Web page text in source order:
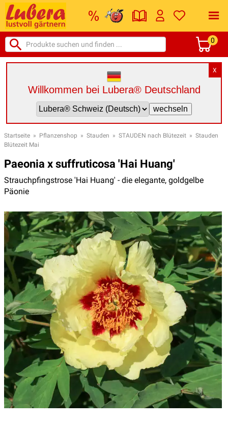
0
X
Willkommen bei Lubera® Deutschland
Startseite » Pflanzenshop » Stauden » STAUDEN nach Blütezeit » Stauden
Blütezeit Mai
Paeonia x suffruticosa 'Hai Huang'
Strauchpfingstrose 'Hai Huang' - die elegante, goldgelbe
Päonie